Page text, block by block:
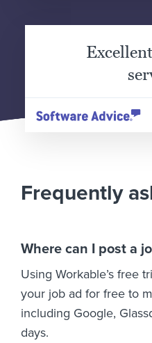
Frequently
Where can I post a
Using Workable’s free
your job ad for free to
including Google,
days.